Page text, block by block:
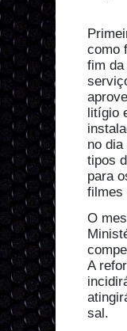
como
fim
litígio
no
tipos
para
filmes
O
A
sal.